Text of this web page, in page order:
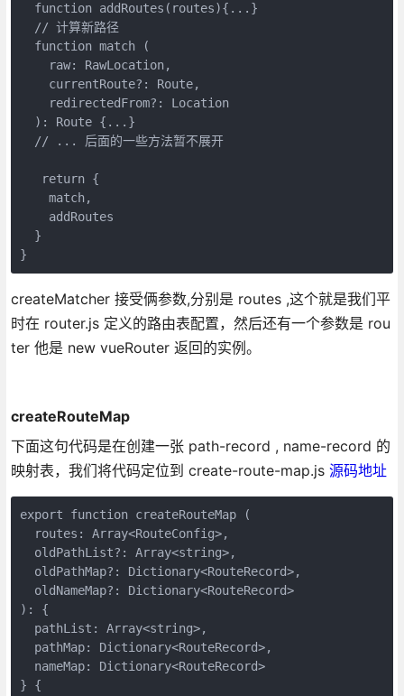
  function addRoutes(routes){...}
  // 计算新路径
  function match (
    raw: RawLocation,
    currentRoute?: Route,
    redirectedFrom?: Location
  ): Route {...}
  // ... 后面的一些方法暂不展开
   return {
    match,
    addRoutes
  }
}
createMatcher 接受俩参数,分别是 routes ,这个就是我们平
时在 router.js 定义的路由表配置，然后还有一个参数是 rou
ter 他是 new vueRouter 返回的实例。
createRouteMap
下面这句代码是在创建一张 path-record , name-record 的
映射表，我们将代码定位到 create-route-map.js 源码地址
export function createRouteMap (
  routes: Array<RouteConfig>,
  oldPathList?: Array<string>,
  oldPathMap?: Dictionary<RouteRecord>,
  oldNameMap?: Dictionary<RouteRecord>
): {
  pathList: Array<string>,
  pathMap: Dictionary<RouteRecord>,
  nameMap: Dictionary<RouteRecord>
} {